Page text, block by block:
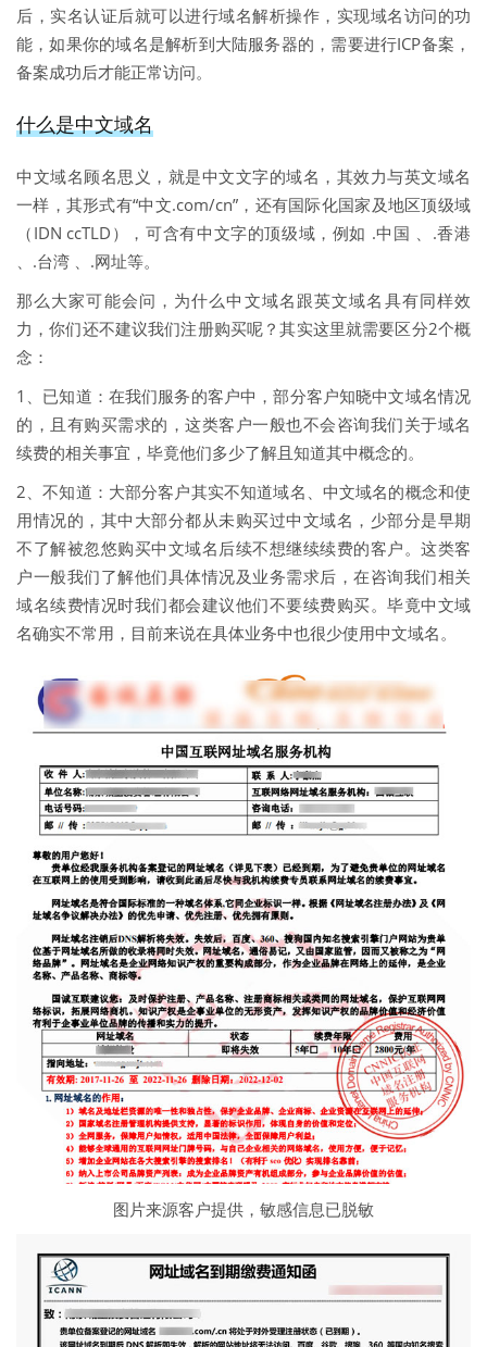
后，实名认证后就可以进行域名解析操作，实现域名访问的功
能，如果你的域名是解析到大陆服务器的，需要进行ICP备案，
备案成功后才能正常访问。
什么是中文域名
中文域名顾名思义，就是中文文字的域名，其效力与英文域名
一样，其形式有“中文.com/cn”，还有国际化国家及地区顶级域
（IDN ccTLD），可含有中文字的顶级域，例如 .中国 、.香港
、.台湾 、.网址等。
那么大家可能会问，为什么中文域名跟英文域名具有同样效
力，你们还不建议我们注册购买呢？其实这里就需要区分2个概
念：
1、已知道：在我们服务的客户中，部分客户知晓中文域名情况
的，且有购买需求的，这类客户一般也不会咨询我们关于域名
续费的相关事宜，毕竟他们多少了解且知道其中概念的。
2、不知道：大部分客户其实不知道域名、中文域名的概念和使
用情况的，其中大部分都从未购买过中文域名，少部分是早期
不了解被忽悠购买中文域名后续不想继续续费的客户。这类客
户一般我们了解他们具体情况及业务需求后，在咨询我们相关
域名续费情况时我们都会建议他们不要续费购买。毕竟中文域
名确实不常用，目前来说在具体业务中也很少使用中文域名。
图片来源客户提供，敏感信息已脱敏